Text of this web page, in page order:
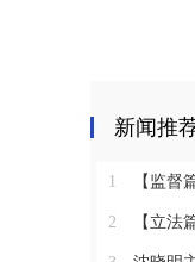
新闻推
1 【监督
2 【立法篇